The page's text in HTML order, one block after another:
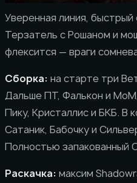
Уверенная линия, быстрый
Терзатель с Рошаном и
флексится — враги
Сборка: на старте три
Дальше ПТ, Фалькон и
Пику, Кристаллис и БКБ. В
Сатаник, Бабочку и
Полностью запакованный
Раскачка: максим